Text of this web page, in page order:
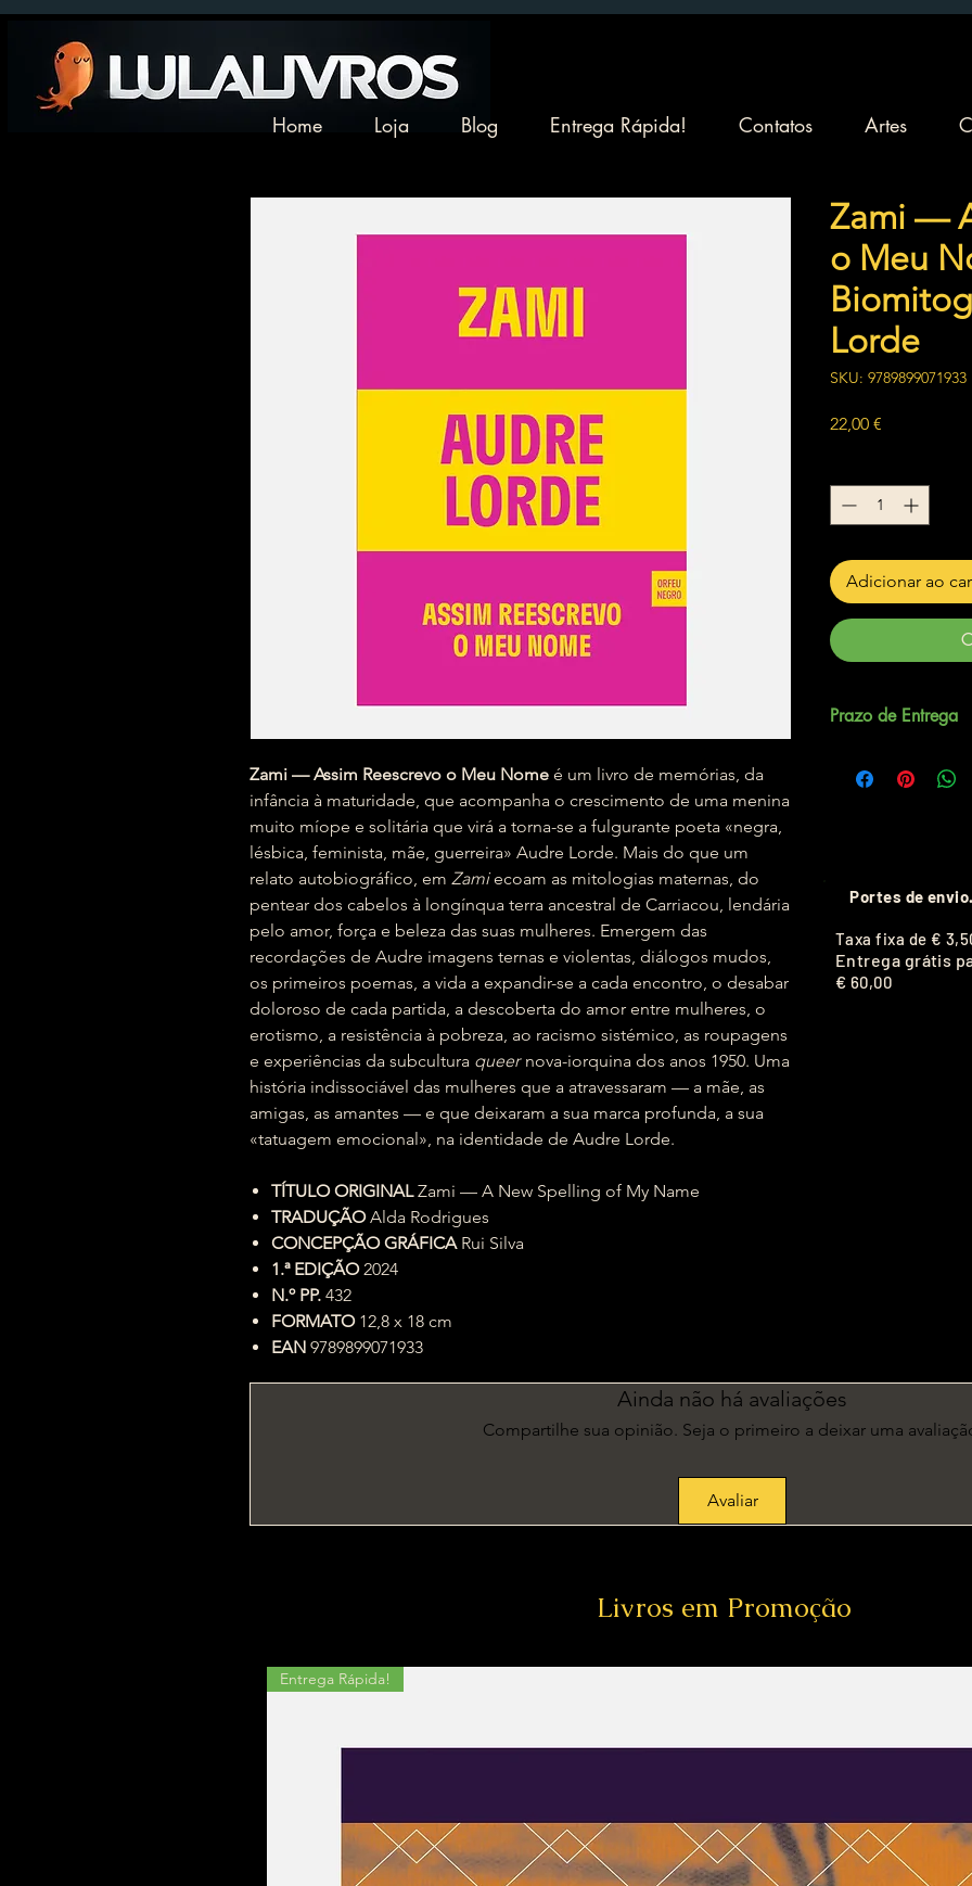
Home Loja Blog Entrega Rápida! Contatos Artes
Zami — Assim Reescrevo o Meu Nome é um livro de memórias, da
infância à maturidade, que acompanha o crescimento de uma menina
muito míope e solitária que virá a torna-se a fulgurante poeta «negra,
lésbica, feminista, mãe, guerreira» Audre Lorde. Mais do que um
relato autobiográfico, em Zamiecoam as mitologias maternas, do
pentear dos cabelos à longínqua terra ancestral de Carriacou, lendária
pelo amor, força e beleza das suas mulheres. Emergem das
recordações de Audre imagens ternas e violentas, diálogos mudos,
os primeiros poemas, a vida a expandir-se a cada encontro, o desabar
doloroso de cada partida, a descoberta do amor entre mulheres, o
erotismo, a resistência à pobreza, ao racismo sistémico, as roupagens
e experiências da subcultura queernova-iorquina dos anos 1950. Uma
história indissociável das mulheres que a atravessaram — a mãe, as
amigas, as amantes — e que deixaram a sua marca profunda, a sua
«tatuagem emocional», na identidade de Audre Lorde.
TÍTULO ORIGINALZami — A New Spelling of My Name
TRADUÇÃOAlda Rodrigues
CONCEPÇÃO GRÁFICA Rui Silva
1.ª EDIÇÃO2024
N.º PP. 432
FORMATO12,8 x 18 cm
EAN 9789899071933
Zami —
o Meu
Lorde
SKU: 9789899071933
22,00 €
Adicionar ao
Prazo de Entrega
Ainda não há avaliações
Compartilhe sua opinião. Seja o primeiro a deixar uma
Avaliar
Portes de
Taxa fixa de €
Entrega grátis
€ 60,00
Livros em Promoção
Entrega Rápida!